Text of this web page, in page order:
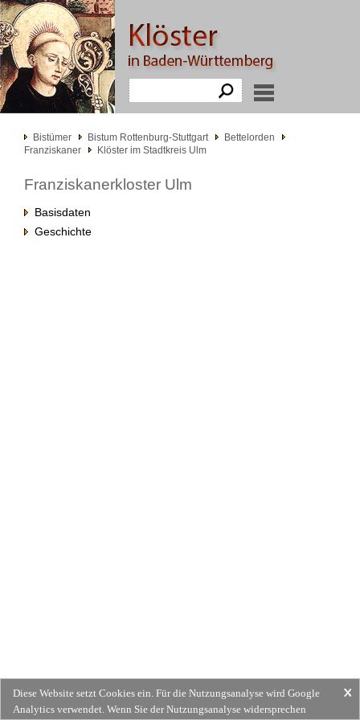
Bistümer Bistum Rottenburg-Stuttgart
Bettelorden
Franziskaner
Klöster im Stadtkreis Ulm
Franziskanerkloster Ulm
Basisdaten
Geschichte
Diese Website setzt Cookies ein. Für die Nutzungsanalyse wird Google
Analytics verwendet. Wenn Sie der Nutzungsanalyse widersprechen